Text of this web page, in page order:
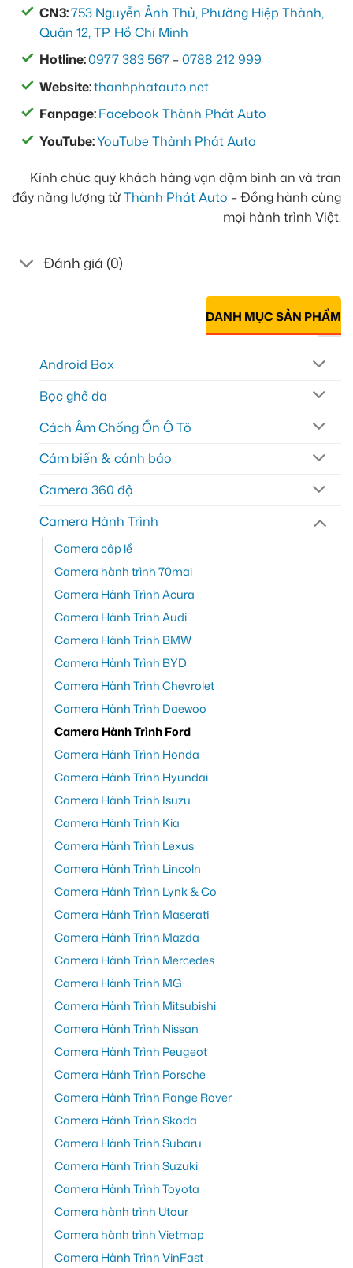
CN3:753 Nguyễn Ảnh Thủ, Phường Hiệp Thành,
Quận 12, TP. Hồ Chí Minh
Hotline:0977 383 567 –0788 212 999
Website:thanhphatauto.net
Fanpage:Facebook Thành Phát Auto
YouTube:YouTube Thành Phát Auto
Kính chúc quý khách hàng vạn dặm bình an và tràn
đầy năng lượng từThành Phát Auto – Đồng hành cùng
mọi hành trình Việt.
Đánh giá (0)
DANH MỤC SẢN PHẨM
Android Box
Bọc ghế da
Cách Âm Chống Ồn Ô Tô
Cảm biến & cảnh báo
Camera 360 độ
Camera Hành Trình
Camera cập lề
Camera hành trình 70mai
Camera Hành Trình Acura
Camera Hành Trình Audi
Camera Hành Trình BMW
Camera Hành Trình BYD
Camera Hành Trình Chevrolet
Camera Hành Trình Daewoo
Camera Hành Trình Ford
Camera Hành Trình Honda
Camera Hành Trình Hyundai
Camera Hành Trình Isuzu
Camera Hành Trình Kia
Camera Hành Trình Lexus
Camera Hành Trình Lincoln
Camera Hành Trình Lynk & Co
Camera Hành Trình Maserati
Camera Hành Trình Mazda
Camera Hành Trình Mercedes
Camera Hành Trình MG
Camera Hành Trình Mitsubishi
Camera Hành Trình Nissan
Camera Hành Trình Peugeot
Camera Hành Trình Porsche
Camera Hành Trình Range Rover
Camera Hành Trình Skoda
Camera Hành Trình Subaru
Camera Hành Trình Suzuki
Camera Hành Trình Toyota
Camera hành trình Utour
Camera hành trình Vietmap
Camera Hành Trình VinFast